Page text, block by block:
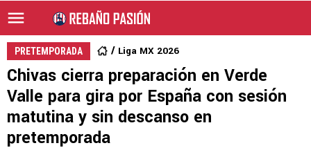
PRETEMPORADA Liga MX 2026
Chivas cierra preparación en Verde
Valle para gira por España con sesión
matutina y sin descanso en
pretemporada